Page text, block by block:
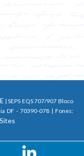
| SEPS EQS 707/907 Bloco
DF - 70390-078 | Fones: